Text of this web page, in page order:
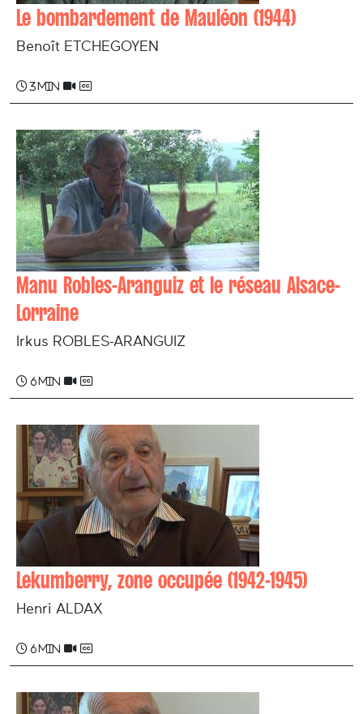
Le bombardement de Mauléon (1944)
Benoît ETCHEGOYEN
3 min
Manu Robles-Aranguiz et le réseau Alsace-
Lorraine
Irkus ROBLES-ARANGUIZ
6 min
Lekumberry, zone occupée (1942-1945)
Henri ALDAX
6 min